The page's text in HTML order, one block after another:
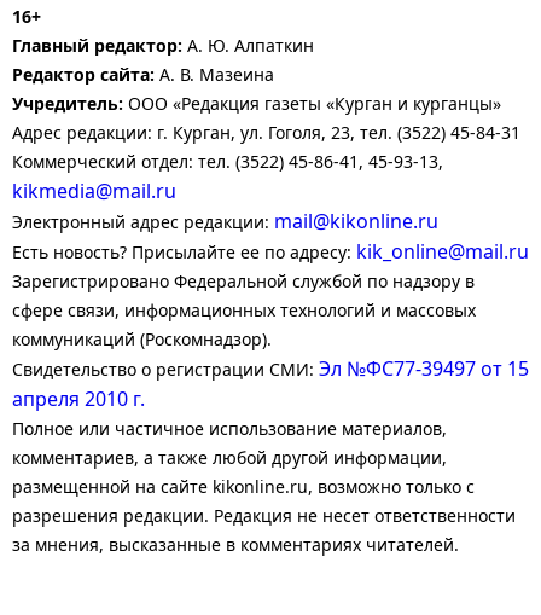
16+
Главный редактор: А. Ю. Алпаткин
Редактор сайта: А. В. Мазеина
Учредитель: ООО «Редакция газеты «Курган и курганцы»
Адрес редакции: г. Курган, ул. Гоголя, 23, тел. (3522) 45-84-31
Коммерческий отдел: тел. (3522) 45-86-41, 45-93-13,
kikmedia@mail.ru
Электронный адрес редакции: mail@kikonline.ru
Есть новость? Присылайте ее по адресу: kik_online@mail.ru
Зарегистрировано Федеральной службой по надзору в
сфере связи, информационных технологий и массовых
коммуникаций (Роскомнадзор).
Свидетельство о регистрации СМИ: Эл №ФС77-39497 от 15
апреля 2010 г.
Полное или частичное использование материалов,
комментариев, а также любой другой информации,
размещенной на сайте kikonline.ru, возможно только с
разрешения редакции. Редакция не несет ответственности
за мнения, высказанные в комментариях читателей.